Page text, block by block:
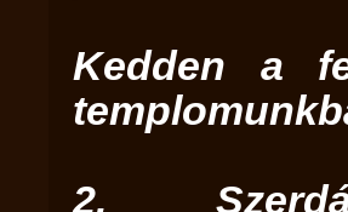
Kedden a
2.